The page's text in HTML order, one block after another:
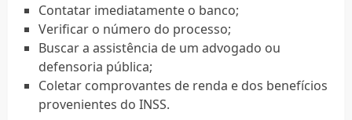
Contatar imediatamente o banco;
Verificar o número do processo;
Buscar a assistência de um advogado ou
defensoria pública;
Coletar comprovantes de renda e dos benefícios
provenientes do INSS.